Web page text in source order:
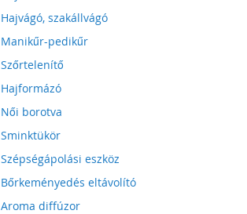
Hajvágó, szakállvágó
Manikűr-pedikűr
Szőrtelenítő
Hajformázó
Női borotva
Sminktükör
Szépségápolási eszköz
Bőrkeményedés eltávolító
Aroma diffúzor